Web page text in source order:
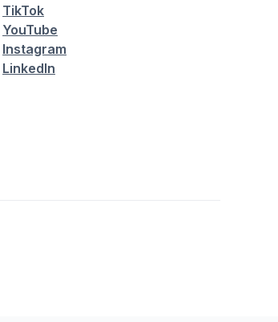
TikTok
YouTube
Instagram
LinkedIn